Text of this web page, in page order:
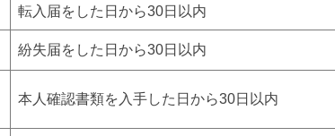
転入届をした日から30日以内
紛失届をした日から30日以内
本人確認書類を入手した日から30日以内